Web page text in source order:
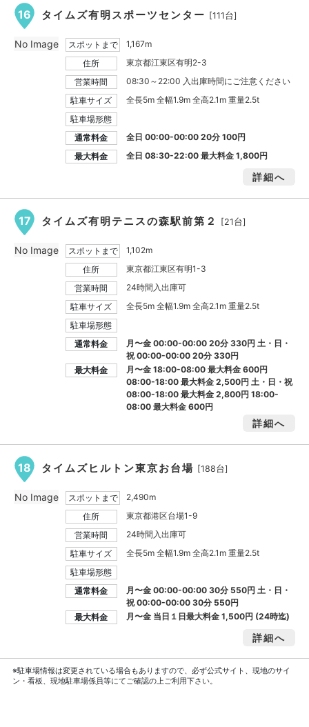
16 タイムズ有明スポーツセンター [111台]
スポットまで
1,167m
住所
東京都江東区有明2-3
営業時間
08:30～22:00 入出庫時間にご注意ください
駐車サイズ
全長5m 全幅1.9m 全高2.1m 重量2.5t
駐車場形態
通常料金
全日 00:00-00:00 20分 100円
最大料金
全日 08:30-22:00 最大料金1,800円
詳細へ
No Image
17 タイムズ有明テニスの森駅前第２ [21台]
スポットまで
1,102m
住所
東京都江東区有明1-3
営業時間
24時間入出庫可
駐車サイズ
全長5m 全幅1.9m 全高2.1m 重量2.5t
駐車場形態
通常料金
月〜金 00:00-00:00 20分 330円 土・日・
祝 00:00-00:00 20分 330円
最大料金
月〜金 18:00-08:00 最大料金600円
08:00-18:00 最大料金2,500円土・日・祝
08:00-18:00 最大料金2,800円18:00-
08:00 最大料金600円
詳細へ
No Image
18 タイムズヒルトン東京お台場 [188台]
スポットまで
2,490m
住所
東京都港区台場1-9
営業時間
24時間入出庫可
駐車サイズ
全長5m 全幅1.9m 全高2.1m 重量2.5t
駐車場形態
通常料金
月〜金 00:00-00:00 30分 550円 土・日・
祝 00:00-00:00 30分 550円
最大料金
月〜金 当日１日最大料金1,500円 (24時迄)
詳細へ
No Image
※駐車場情報は変更されている場合もありますので、必ず公式サイト、現地のサイ
ン・看板、現地駐車場係員等にてご確認の上ご利用下さい。